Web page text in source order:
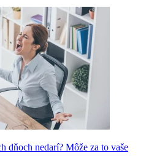
dňoch nedarí? Môže za to vaše